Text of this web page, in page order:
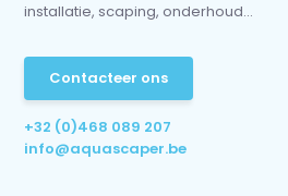
installatie, scaping, onderhoud...
Contacteer ons
+32 (0)468 089 207
info@aquascaper.be